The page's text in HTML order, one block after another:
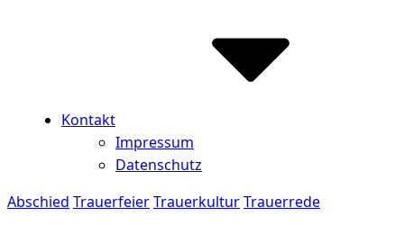
Kontakt
Impressum
Datenschutz
Abschied TrauerfeierTrauerkulturTrauerrede